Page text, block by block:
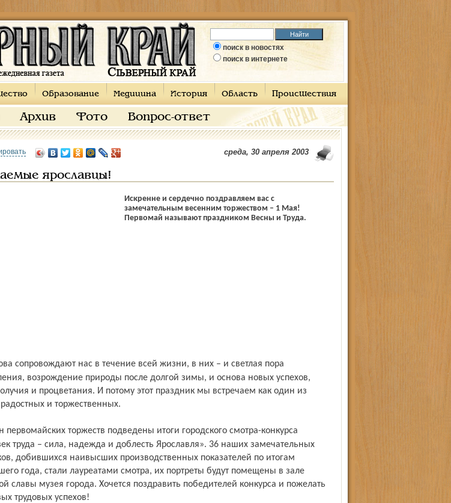
поиск в новостях
поиск в интернете
Образование Медицина История Область Происшествия
Архив Фото Вопрос-ответ
среда, 30 апреля 2003
ярославцы!
Искренне и сердечно поздравляем вас с
замечательным весенним торжеством – 1 Мая!
Первомай называют праздником Весны и Труда.
возрождение природы после долгой зимы, и основа новых успехов,
и процветания. И потому этот праздник мы встречаем как один из
и торжественных.
труда – сила, надежда и доблесть Ярославля». 36 наших замечательных
добившихся наивысших производственных показателей по итогам
года, стали лауреатами смотра, их портреты будут помещены в зале
славы музея города. Хочется поздравить победителей конкурса и пожелать
трудовых успехов!